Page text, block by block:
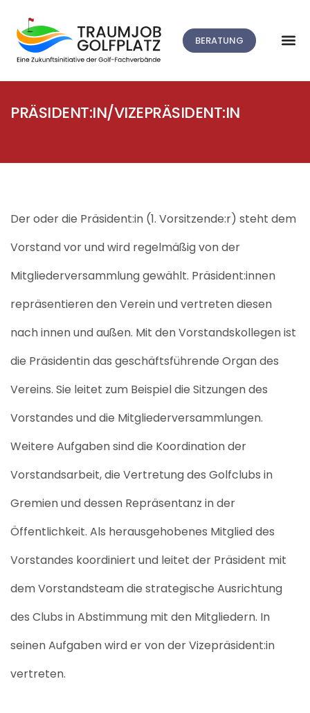
BERATUNG
PRÄSIDENT:IN/VIZEPRÄSIDENT:IN
Deroder die Präsident:in (1. Vorsitzende:r) steht dem
Vorstandvorundwird regelmäßig von der
Mitgliederversammlung gewählt. Präsident:innen
repräsentierenden Verein undvertretendiesen
nach innen und außen. Mit denVorstandskollegenist
die Präsidentindas geschäftsführende Organ des
Vereins. Sie leitet zum Beispieldie Sitzungen des
Vorstandes unddie Mitgliederversammlungen.
Weitere Aufgabensinddie Koordination der
Vorstandsarbeit, die Vertretungdes Golfclubs in
Gremienunddessen Repräsentanz in der
Öffentlichkeit. Als herausgehobenes Mitglied des
Vorstandes koordiniert und leitet der Präsident mit
demVorstandsteam die strategische Ausrichtung
des Clubs in Abstimmung mit den Mitgliedern. In
seinen Aufgaben wird er von derVizepräsident:in
vertreten.